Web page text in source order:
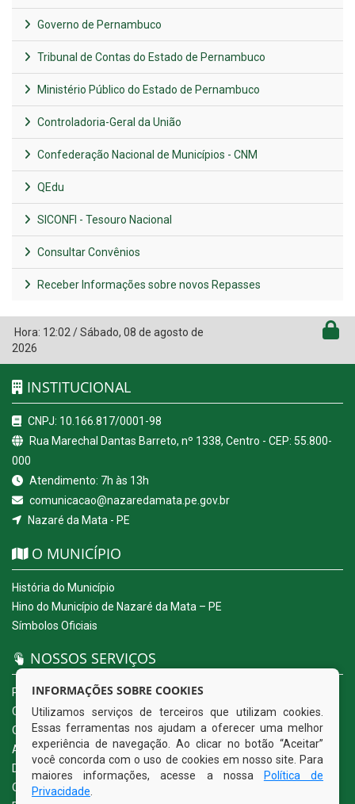
Governo de Pernambuco
Tribunal de Contas do Estado de Pernambuco
Ministério Público do Estado de Pernambuco
Controladoria-Geral da União
Confederação Nacional de Municípios - CNM
QEdu
SICONFI - Tesouro Nacional
Consultar Convênios
Receber Informações sobre novos Repasses
Hora: 12:02/Sábado, 08 de agosto de
2026
INSTITUCIONAL
CNPJ: 10.166.817/0001-98
Rua Marechal Dantas Barreto, nº 1338, Centro - CEP: 55.800-
000
Atendimento: 7h às 13h
comunicacao@nazaredamata.pe.gov.br
Nazaré da Mata - PE
O MUNICÍPIO
História do Município
Hino do Município de Nazaré da Mata – PE
Símbolos Oficiais
NOSSOS SERVIÇOS
Portal da Transparência
Carta de Serviços ao Usuário
Ouvidoria Eletrônica
Acesso a Informação (eSIC)
Diário Oficial
Quadro de Avisos
INFORMAÇÕES SOBRE COOKIES
Utilizamos serviços de terceiros que utilizam cookies.
Essas ferramentas nos ajudam a oferecer uma melhor
experiência de navegação. Ao clicar no botão “Aceitar”
você concorda com o uso de cookies em nosso site. Para
maiores informações, acesse a nossa
Política de
Privacidade